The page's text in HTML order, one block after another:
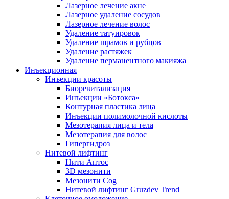
Лазерное лечение акне
Лазерное удаление сосудов
Лазерное лечение волос
Удаление татуировок
Удаление шрамов и рубцов
Удаление растяжек
Удаление перманентного макияжа
Инъекционная
Инъекции красоты
Биоревитализация
Инъекции «Ботокса»
Контурная пластика лица
Инъекции полимолочной кислоты
Мезотерапия лица и тела
Мезотерапия для волос
Гипергидроз
Нитевой лифтинг
Нити Аптос
3D мезонити
Мезонити Cog
Нитевой лифтинг Gruzdev Trend